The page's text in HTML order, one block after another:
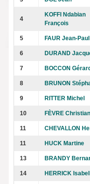
4
KOFFI Ndabian
François
5 FAUR Jean-Paul
6 DURAND
7 BOCCON
8 BRUNON
9 RITTER Michel
10 FÈVRE
11 CHEVALLON
11 HUCK Martine
13 BRANDY
14 HERRICK